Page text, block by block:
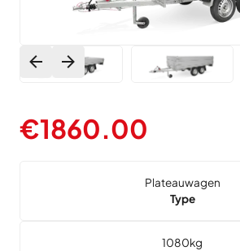
€1860.00
Plateauwagen
Type
1080kg